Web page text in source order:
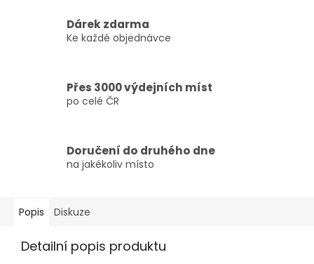
Dárek zdarma
Ke každé objednávce
Přes 3000 výdejních míst
po celé ČR
Doručení do druhého dne
na jakékoliv místo
Popis Diskuze
Detailní popis produktu